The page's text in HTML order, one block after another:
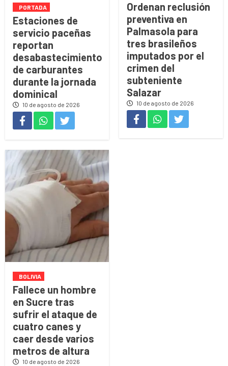
PORTADA
Estaciones de
servicio paceñas
reportan
desabastecimiento
de carburantes
durante la jornada
dominical
10 de agosto de 2026
Ordenan reclusión
preventiva en
Palmasola para
tres brasileños
imputados por el
crimen del
subteniente
Salazar
10 de agosto de 2026
BOLIVIA
Fallece un hombre
en Sucre tras
sufrir el ataque de
cuatro canes y
caer desde varios
metros de altura
10 de agosto de 2026